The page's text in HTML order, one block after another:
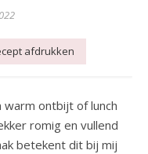
afdrukken
warm ontbijt of lunch
romig en vullend
betekent dit bij mij